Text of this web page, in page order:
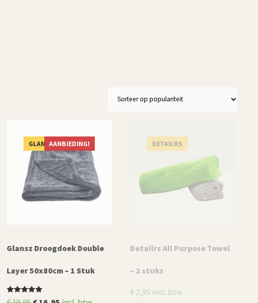
AANBIEDING!
GLANSZ
Glansz Droogdoek Double
Layer 50x80cm – 1 Stuk
Gewaardeerd
DETAILRS
Detailrs All Purpose Towel
– 2 stuks
€ 2,95 incl. btw